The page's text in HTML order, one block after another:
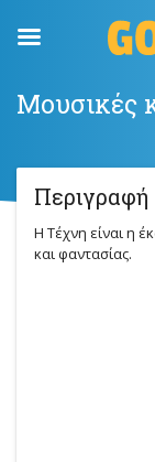
content
Μουσικές
Περιγραφή
Η Τέχνη είναι η
και φαντασίας.